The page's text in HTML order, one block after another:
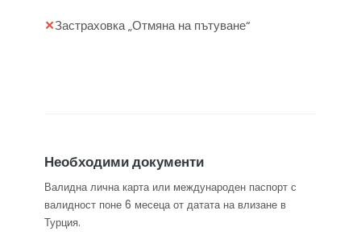
✕Застраховка „Отмяна на пътуване“
Необходими документи
Валидна лична карта или международен паспорт с
валидност поне 6 месеца от датата на влизане в
Турция.